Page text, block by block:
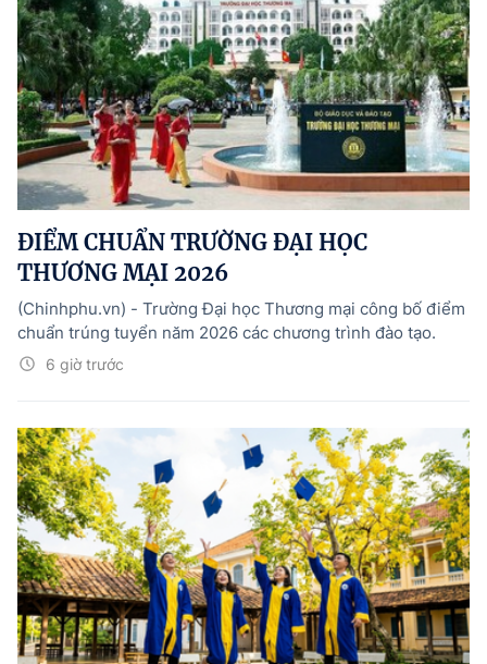
ĐIỂM CHUẨN TRƯỜNG ĐẠI HỌC
THƯƠNG MẠI 2026
6 giờ trước
(Chinhphu.vn) - Trường Đại học Thương mại công bố điểm
chuẩn trúng tuyển năm 2026 các chương trình đào tạo.